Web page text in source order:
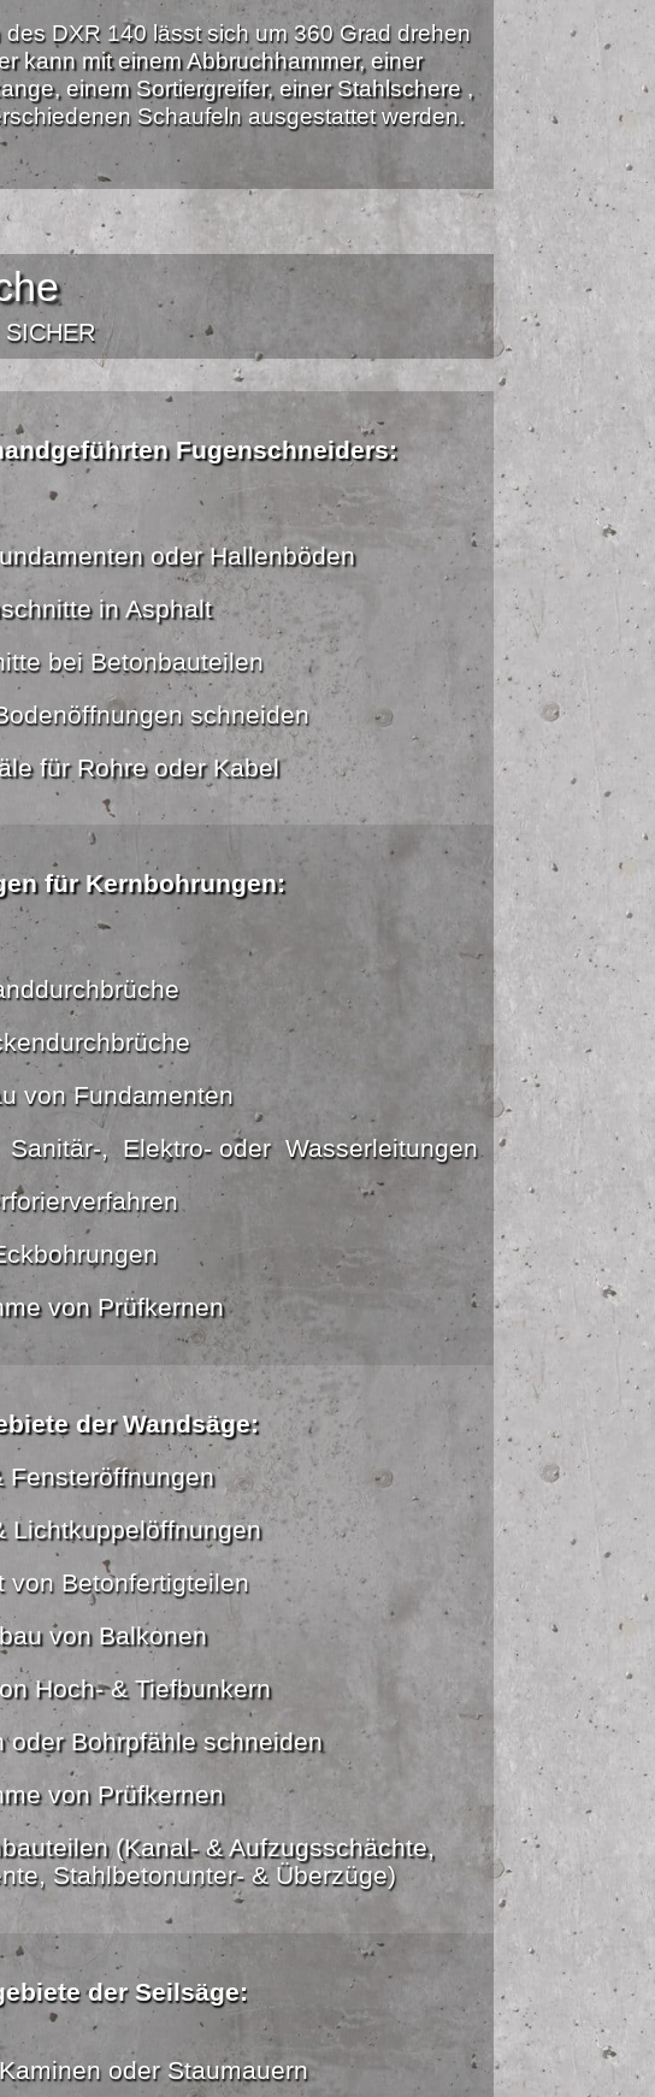
des DXR 140 lässt sich um 360 Grad drehen
kann mit einem Abbruchhammer, einer
einem Sortiergreifer, einer Stahlschere ,
Schaufeln ausgestattet werden.
SICHER
Fugenschneiders:
oder Hallenböden
in Asphalt
bei Betonbauteilen
schneiden
für Rohre oder Kabel
für Kernbohrungen:
von Fundamenten
, Elektro- oder Wasserleitungen
von Prüfkernen
der Wandsäge:
Fensteröffnungen
Lichtkuppelöffnungen
von Betonfertigteilen
von Balkonen
Hoch- & Tiefbunkern
oder Bohrpfähle schneiden
von Prüfkernen
(Kanal- & Aufzugsschächte,
Stahlbetonunter- & Überzüge)
der Seilsäge:
oder Staumauern